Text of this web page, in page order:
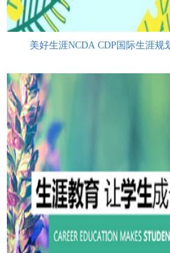
美好生涯NCDA CDP国际生涯规